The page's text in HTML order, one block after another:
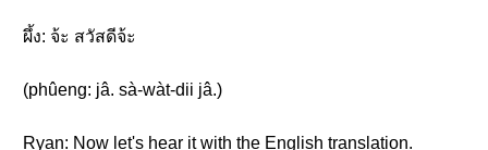
ผึ้ง: จ้ะ สวัสดีจ้ะ
(phûeng: jâ. sà-wàt-dii jâ.)
Ryan: Now let's hear it with the English translation.